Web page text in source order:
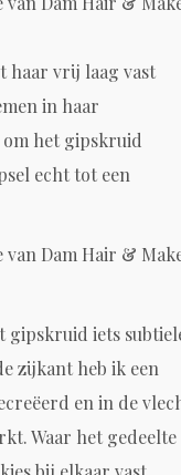
haar vrij laag vast
in haar
het gipskruid
echt tot een
gipskruid iets
zijkant heb ik een
en in de
Waar het gedeelte